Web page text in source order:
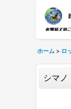
ホーム > ロ
シマ